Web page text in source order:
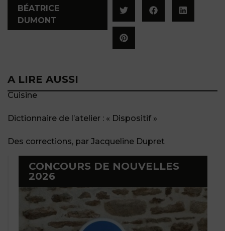
BÉATRICE
DUMONT
A LIRE AUSSI
Cuisine
Dictionnaire de l’atelier : « Dispositif »
Des corrections, par Jacqueline Dupret
CONCOURS DE NOUVELLES
2026